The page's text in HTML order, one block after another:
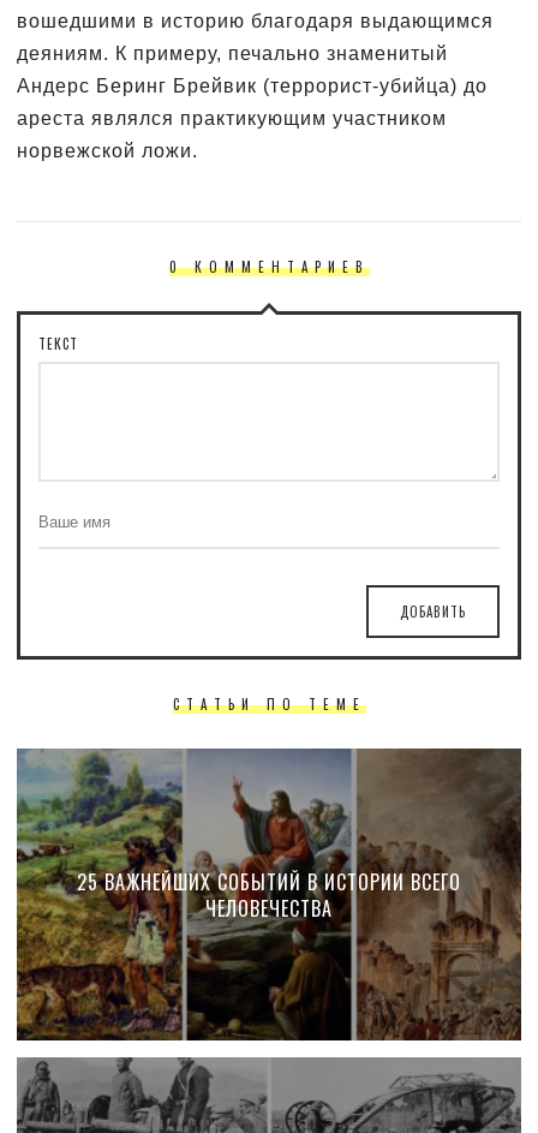
вошедшими в историю благодаря выдающимся
деяниям. К примеру, печально знаменитый
Андерс Беринг Брейвик (террорист-убийца) до
ареста являлся практикующим участником
норвежской ложи.
0 КОММЕНТАРИЕВ
ТЕКСТ
ДОБАВИТЬ
СТАТЬИ ПО ТЕМЕ
25 ВАЖНЕЙШИХ СОБЫТИЙ В ИСТОРИИ ВСЕГО
ЧЕЛОВЕЧЕСТВА